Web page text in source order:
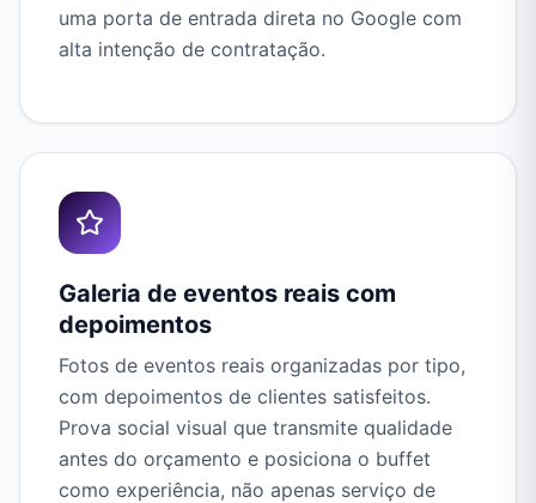
uma porta de entrada direta no Google com
alta intenção de contratação.
Galeria de eventos reais com
depoimentos
Fotos de eventos reais organizadas por tipo,
com depoimentos de clientes satisfeitos.
Prova social visual que transmite qualidade
antes do orçamento e posiciona o buffet
como experiência, não apenas serviço de